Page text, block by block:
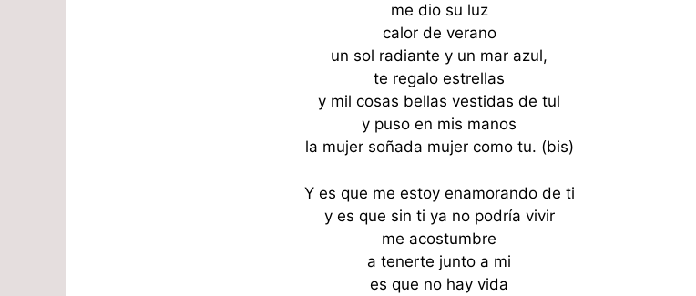
me dio su luz
calor de verano
un sol radiante y un mar azul,
te regalo estrellas
y mil cosas bellas vestidas de tul
y puso en mis manos
la mujer soñada mujer como tu. (bis)
Y es que me estoy enamorando de ti
y es que sin ti ya no podría vivir
me acostumbre
a tenerte junto a mi
es que no hay vida